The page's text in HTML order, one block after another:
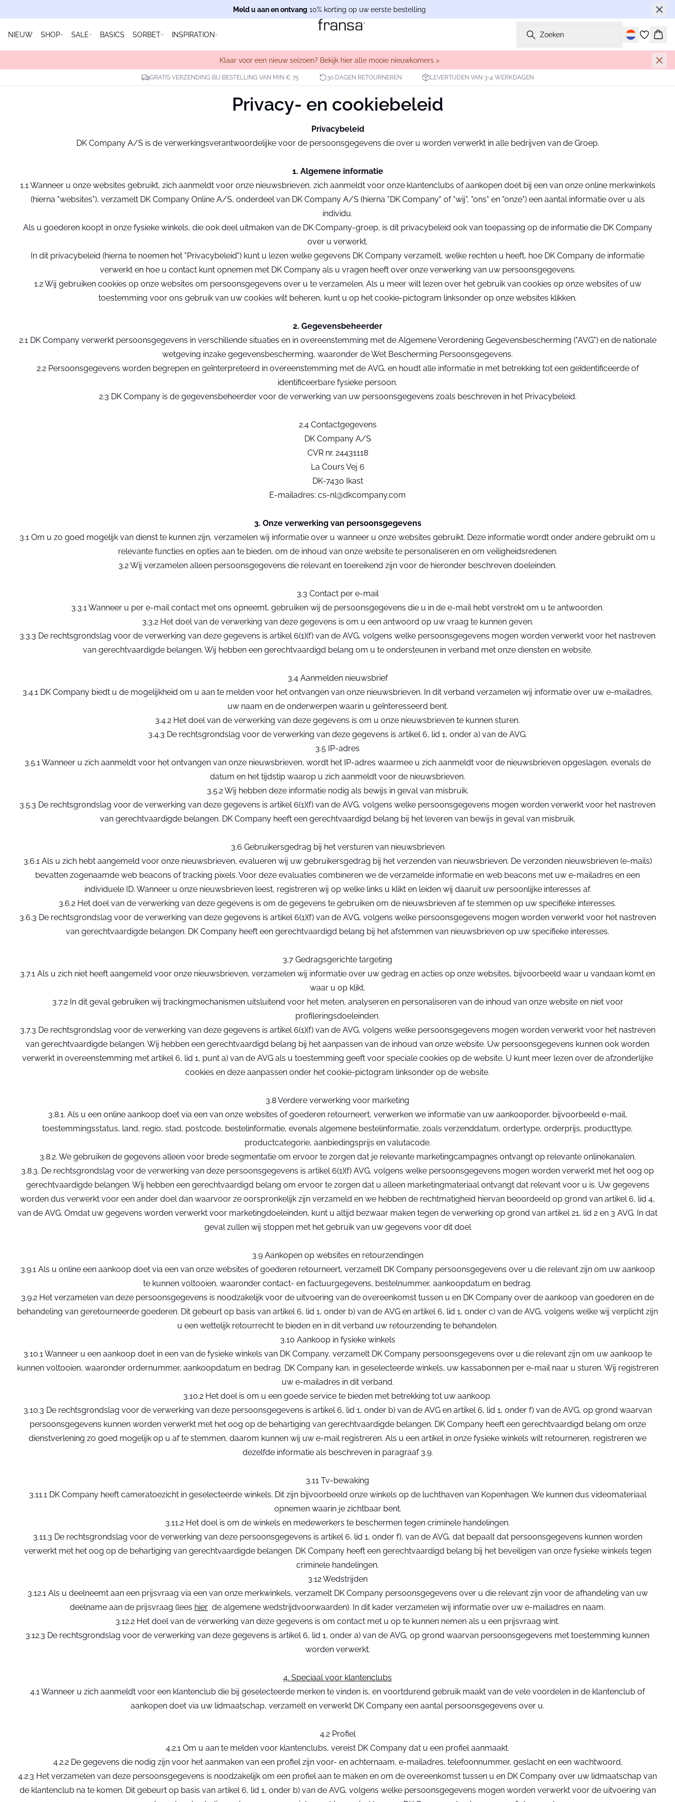
Meld u aan en ontvang 10% korting op uw eerste bestelling
NIEUW SHOP SALE BASICS SORBET INSPIRATION Zoeken
Klaar voor een nieuw seizoen? Bekijk hier alle mooie nieuwkomers >
GRATIS VERZENDING BIJ BESTELLING VAN MIN € 75 30 DAGEN RETOURNEREN LEVERTIJDEN VAN 3-4 WERKDAGEN
Privacy- en cookiebeleid
Privacybeleid
DK Company A/S is de verwerkingsverantwoordelijke voor de persoonsgegevens die over u worden verwerkt in alle bedrijven van de Groep.
1. Algemene informatie
1.1 Wanneer u onze websites gebruikt, zich aanmeldt voor onze nieuwsbrieven, zich aanmeldt voor onze klantenclubs of aankopen doet bij een van onze online merkwinkels
(hierna "websites"), verzamelt DK Company Online A/S, onderdeel van DK Company A/S (hierna "DK Company" of "wij", "ons" en "onze") een aantal informatie over u als
individu.
Als u goederen koopt in onze fysieke winkels, die ook deel uitmaken van de DK Company-groep, is dit privacybeleid ook van toepassing op de informatie die DK Company
over u verwerkt.
In dit privacybeleid (hierna te noemen het "Privacybeleid") kunt u lezen welke gegevens DK Company verzamelt, welke rechten u heeft, hoe DK Company de informatie
verwerkt en hoe u contact kunt opnemen met DK Company als u vragen heeft over onze verwerking van uw persoonsgegevens.
1.2 Wij gebruiken cookies op onze websites om persoonsgegevens over u te verzamelen. Als u meer wilt lezen over het gebruik van cookies op onze websites of uw
toestemming voor ons gebruik van uw cookies wilt beheren, kunt u op het cookie-pictogram linksonder op onze websites klikken.
2. Gegevensbeheerder
2.1 DK Company verwerkt persoonsgegevens in verschillende situaties en in overeenstemming met de Algemene Verordening Gegevensbescherming ("AVG") en de nationale
wetgeving inzake gegevensbescherming, waaronder de Wet Bescherming Persoonsgegevens.
2.2 Persoonsgegevens worden begrepen en geïnterpreteerd in overeenstemming met de AVG, en houdt alle informatie in met betrekking tot een geïdentificeerde of
identificeerbare fysieke persoon.
2.3 DK Company is de gegevensbeheerder voor de verwerking van uw persoonsgegevens zoals beschreven in het Privacybeleid.
2.4 Contactgegevens
DK Company A/S
CVR nr. 24431118
La Cours Vej 6
DK-7430 Ikast
E-mailadres: cs-nl@dkcompany.com
3. Onze verwerking van persoonsgegevens
3.1 Om u zo goed mogelijk van dienst te kunnen zijn, verzamelen wij informatie over u wanneer u onze websites gebruikt. Deze informatie wordt onder andere gebruikt om u
relevante functies en opties aan te bieden, om de inhoud van onze website te personaliseren en om veiligheidsredenen.
3.2 Wij verzamelen alleen persoonsgegevens die relevant en toereikend zijn voor de hieronder beschreven doeleinden.
3.3 Contact per e-mail
3.3.1 Wanneer u per e-mail contact met ons opneemt, gebruiken wij de persoonsgegevens die u in de e-mail hebt verstrekt om u te antwoorden.
3.3.2 Het doel van de verwerking van deze gegevens is om u een antwoord op uw vraag te kunnen geven.
3.3.3 De rechtsgrondslag voor de verwerking van deze gegevens is artikel 6(1)(f) van de AVG, volgens welke persoonsgegevens mogen worden verwerkt voor het nastreven
van gerechtvaardigde belangen. Wij hebben een gerechtvaardigd belang om u te ondersteunen in verband met onze diensten en website.
3.4 Aanmelden nieuwsbrief
3.4.1 DK Company biedt u de mogelijkheid om u aan te melden voor het ontvangen van onze nieuwsbrieven. In dit verband verzamelen wij informatie over uw e-mailadres,
uw naam en de onderwerpen waarin u geïnteresseerd bent.
3.4.2 Het doel van de verwerking van deze gegevens is om u onze nieuwsbrieven te kunnen sturen.
3.4.3 De rechtsgrondslag voor de verwerking van deze gegevens is artikel 6, lid 1, onder a) van de AVG.
3.5 IP-adres
3.5.1 Wanneer u zich aanmeldt voor het ontvangen van onze nieuwsbrieven, wordt het IP-adres waarmee u zich aanmeldt voor de nieuwsbrieven opgeslagen, evenals de
datum en het tijdstip waarop u zich aanmeldt voor de nieuwsbrieven.
3.5.2 Wij hebben deze informatie nodig als bewijs in geval van misbruik.
3.5.3 De rechtsgrondslag voor de verwerking van deze gegevens is artikel 6(1)(f) van de AVG, volgens welke persoonsgegevens mogen worden verwerkt voor het nastreven
van gerechtvaardigde belangen. DK Company heeft een gerechtvaardigd belang bij het leveren van bewijs in geval van misbruik.
3.6 Gebruikersgedrag bij het versturen van nieuwsbrieven
3.6.1 Als u zich hebt aangemeld voor onze nieuwsbrieven, evalueren wij uw gebruikersgedrag bij het verzenden van nieuwsbrieven. De verzonden nieuwsbrieven (e-mails)
bevatten zogenaamde web beacons of tracking pixels. Voor deze evaluaties combineren we de verzamelde informatie en web beacons met uw e-mailadres en een
individuele ID. Wanneer u onze nieuwsbrieven leest, registreren wij op welke links u klikt en leiden wij daaruit uw persoonlijke interesses af.
3.6.2 Het doel van de verwerking van deze gegevens is om de gegevens te gebruiken om de nieuwsbrieven af te stemmen op uw specifieke interesses.
3.6.3 De rechtsgrondslag voor de verwerking van deze gegevens is artikel 6(1)(f) van de AVG, volgens welke persoonsgegevens mogen worden verwerkt voor het nastreven
van gerechtvaardigde belangen. DK Company heeft een gerechtvaardigd belang bij het afstemmen van nieuwsbrieven op uw specifieke interesses.
3.7 Gedragsgerichte targeting
3.7.1 Als u zich niet heeft aangemeld voor onze nieuwsbrieven, verzamelen wij informatie over uw gedrag en acties op onze websites, bijvoorbeeld waar u vandaan komt en
waar u op klikt.
3.7.2 In dit geval gebruiken wij trackingmechanismen uitsluitend voor het meten, analyseren en personaliseren van de inhoud van onze website en niet voor
profileringsdoeleinden.
3.7.3 De rechtsgrondslag voor de verwerking van deze gegevens is artikel 6(1)(f) van de AVG, volgens welke persoonsgegevens mogen worden verwerkt voor het nastreven
van gerechtvaardigde belangen. Wij hebben een gerechtvaardigd belang bij het aanpassen van de inhoud van onze website. Uw persoonsgegevens kunnen ook worden
verwerkt in overeenstemming met artikel 6, lid 1, punt a) van de AVG als u toestemming geeft voor speciale cookies op de website. U kunt meer lezen over de afzonderlijke
cookies en deze aanpassen onder het cookie-pictogram linksonder op de website.
3.8 Verdere verwerking voor marketing
3.8.1. Als u een online aankoop doet via een van onze websites of goederen retourneert, verwerken we informatie van uw aankooporder, bijvoorbeeld e-mail,
toestemmingsstatus, land, regio, stad, postcode, bestelinformatie, evenals algemene bestelinformatie, zoals verzenddatum, ordertype, orderprijs, producttype,
productcategorie, aanbiedingsprijs en valutacode.
3.8.2. We gebruiken de gegevens alleen voor brede segmentatie om ervoor te zorgen dat je relevante marketingcampagnes ontvangt op relevante onlinekanalen.
3.8.3. De rechtsgrondslag voor de verwerking van deze persoonsgegevens is artikel 6(1)(f) AVG, volgens welke persoonsgegevens mogen worden verwerkt met het oog op
gerechtvaardigde belangen. Wij hebben een gerechtvaardigd belang om ervoor te zorgen dat u alleen marketingmateriaal ontvangt dat relevant voor u is. Uw gegevens
worden dus verwerkt voor een ander doel dan waarvoor ze oorspronkelijk zijn verzameld en we hebben de rechtmatigheid hiervan beoordeeld op grond van artikel 6, lid 4,
van de AVG. Omdat uw gegevens worden verwerkt voor marketingdoeleinden, kunt u altijd bezwaar maken tegen de verwerking op grond van artikel 21, lid 2 en 3 AVG. In dat
geval zullen wij stoppen met het gebruik van uw gegevens voor dit doel
3.9 Aankopen op websites en retourzendingen
3.9.1 Als u online een aankoop doet via een van onze websites of goederen retourneert, verzamelt DK Company persoonsgegevens over u die relevant zijn om uw aankoop
te kunnen voltooien, waaronder contact- en factuurgegevens, bestelnummer, aankoopdatum en bedrag.
3.9.2 Het verzamelen van deze persoonsgegevens is noodzakelijk voor de uitvoering van de overeenkomst tussen u en DK Company over de aankoop van goederen en de
behandeling van geretourneerde goederen. Dit gebeurt op basis van artikel 6, lid 1, onder b) van de AVG en artikel 6, lid 1, onder c) van de AVG, volgens welke wij verplicht zijn
u een wettelijk retourrecht te bieden en in dit verband uw retourzending te behandelen.
3.10 Aankoop in fysieke winkels
3.10.1 Wanneer u een aankoop doet in een van de fysieke winkels van DK Company, verzamelt DK Company persoonsgegevens over u die relevant zijn om uw aankoop te
kunnen voltooien, waaronder ordernummer, aankoopdatum en bedrag. DK Company kan, in geselecteerde winkels, uw kassabonnen per e-mail naar u sturen. Wij registreren
uw e-mailadres in dit verband.
3.10.2 Het doel is om u een goede service te bieden met betrekking tot uw aankoop.
3.10.3 De rechtsgrondslag voor de verwerking van deze persoonsgegevens is artikel 6, lid 1, onder b) van de AVG en artikel 6, lid 1, onder f) van de AVG, op grond waarvan
persoonsgegevens kunnen worden verwerkt met het oog op de behartiging van gerechtvaardigde belangen. DK Company heeft een gerechtvaardigd belang om onze
dienstverlening zo goed mogelijk op u af te stemmen, daarom kunnen wij uw e-mail registreren. Als u een artikel in onze fysieke winkels wilt retourneren, registreren we
dezelfde informatie als beschreven in paragraaf 3.9.
3.11 Tv-bewaking
3.11.1 DK Company heeft cameratoezicht in geselecteerde winkels. Dit zijn bijvoorbeeld onze winkels op de luchthaven van Kopenhagen. We kunnen dus videomateriaal
opnemen waarin je zichtbaar bent.
3.11.2 Het doel is om de winkels en medewerkers te beschermen tegen criminele handelingen.
3.11.3 De rechtsgrondslag voor de verwerking van deze persoonsgegevens is artikel 6, lid 1, onder f), van de AVG, dat bepaalt dat persoonsgegevens kunnen worden
verwerkt met het oog op de behartiging van gerechtvaardigde belangen. DK Company heeft een gerechtvaardigd belang bij het beveiligen van onze fysieke winkels tegen
criminele handelingen.
3.12 Wedstrijden
3.12.1 Als u deelneemt aan een prijsvraag via een van onze merkwinkels, verzamelt DK Company persoonsgegevens over u die relevant zijn voor de afhandeling van uw
deelname aan de prijsvraag (lees hier de algemene wedstrijdvoorwaarden). In dit kader verzamelen wij informatie over uw e-mailadres en naam.
3.12.2 Het doel van de verwerking van deze gegevens is om contact met u op te kunnen nemen als u een prijsvraag wint.
3.12.3 De rechtsgrondslag voor de verwerking van deze gegevens is artikel 6, lid 1, onder a) van de AVG, op grond waarvan persoonsgegevens met toestemming kunnen
worden verwerkt.
4. Speciaal voor klantenclubs
4.1 Wanneer u zich aanmeldt voor een klantenclub die bij geselecteerde merken te vinden is, en voortdurend gebruik maakt van de vele voordelen in de klantenclub of
aankopen doet via uw lidmaatschap, verzamelt en verwerkt DK Company een aantal persoonsgegevens over u.
4.2 Profiel
4.2.1 Om u aan te melden voor klantenclubs, vereist DK Company dat u een profiel aanmaakt.
4.2.2 De gegevens die nodig zijn voor het aanmaken van een profiel zijn voor- en achternaam, e-mailadres, telefoonnummer, geslacht en een wachtwoord.
4.2.3 Het verzamelen van deze persoonsgegevens is noodzakelijk om een profiel aan te maken en om de overeenkomst tussen u en DK Company over uw lidmaatschap van
de klantenclub na te komen. Dit gebeurt op basis van artikel 6, lid 1, onder b) van de AVG, volgens welke persoonsgegevens mogen worden verwerkt voor de uitvoering van